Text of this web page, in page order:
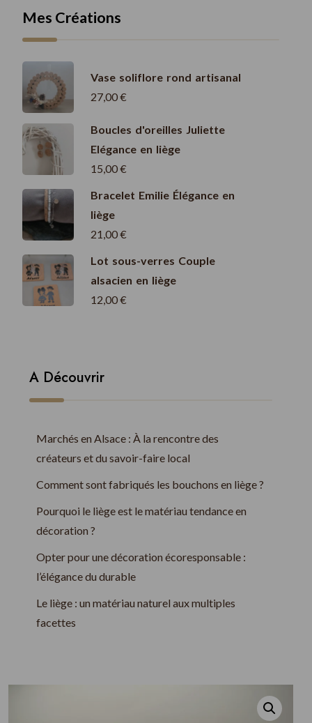
Mes Créations
Vase soliflore rond artisanal
27,00€
Boucles d'oreilles Juliette
Elégance en liège
15,00€
Bracelet Emilie Élégance en
liège
21,00€
Lot sous-verres Couple
alsacien en liège
12,00€
A Découvrir
Marchés en Alsace : À la rencontre des
créateurs et du savoir-faire local
Comment sont fabriqués les bouchons en liège ?
Pourquoi le liège est le matériau tendance en
décoration ?
Opter pour une décoration écoresponsable :
l’élégance du durable
Le liège : un matériau naturel aux multiples
facettes